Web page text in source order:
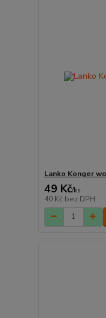
Lanko Konger
49 Kč/ks
40 Kč bez DPH